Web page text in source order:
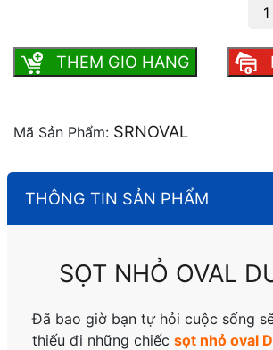
THEM GIO HANG
Mã Sản Phẩm: SRNOVAL
THÔNG TIN SẢN PHẨM
SỌT NHỎ OVAL
Đã bao giờ bạn tự hỏi cuộc sống
thiếu đi những chiếcsọt nhỏ oval